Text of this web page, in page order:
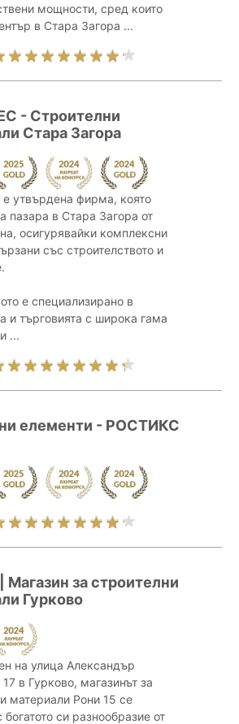
мощности, сред които
в Стара Загора ...
- Строителни
Стара Загора
е утвърдена фирма, която
пазара в Стара Загора от
осигурявайки комплексни
със строителството и
е специализирано в
и търговията с широка гама
...
елементи - РОСТИКС
Магазин за строителни
Гурково
на улица Александър
17 в Гурково, магазинът за
материали Рони 15 се
богатото си разнообразие от